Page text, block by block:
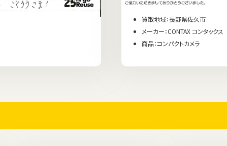
買取地域：長野県佐久市
メーカー：CONTAX コンタックス
商品：コンパクトカメラ